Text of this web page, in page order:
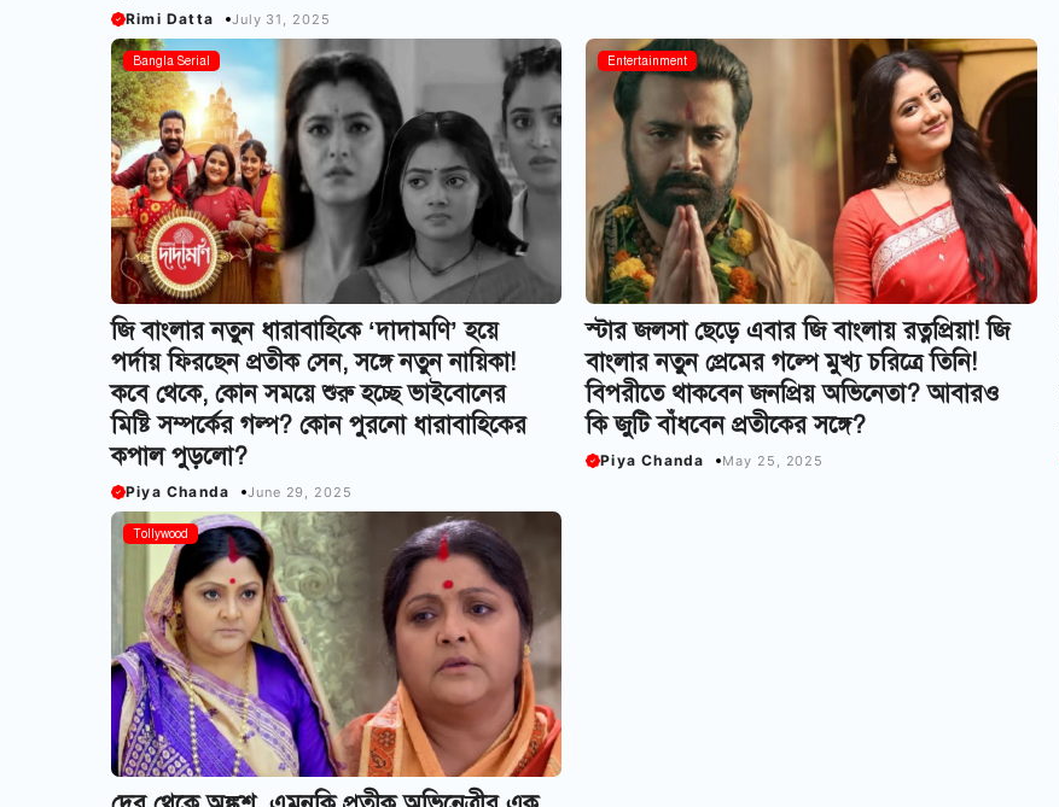
Rimi Datta July 31, 2025
Bangla Serial
জি বাংলার নতুন ধারাবাহিকে ‘দাদামণি’ হয়ে
পর্দায় ফিরছেন প্রতীক সেন, সঙ্গে নতুন নায়িকা!
কবে থেকে, কোন সময়ে শুরু হচ্ছে ভাইবোনের
মিষ্টি সম্পর্কের গল্প? কোন পুরনো ধারাবাহিকের
কপাল পুড়লো?
Piya Chanda June 29, 2025
Entertainment
স্টার জলসা ছেড়ে এবার জি বাংলায় রত্নপ্রিয়া! জি
বাংলার নতুন প্রেমের গল্পে মুখ্য চরিত্রে তিনি!
বিপরীতে থাকবেন জনপ্রিয় অভিনেতা? আবারও
কি জুটি বাঁধবেন প্রতীকের সঙ্গে?
Piya Chanda May 25, 2025
Tollywood